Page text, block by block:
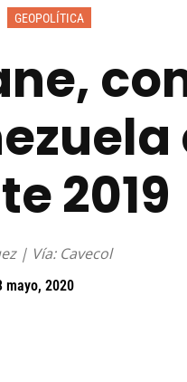
GEOPOLÍTICA
2019
| Vía: Cavecol
mayo, 2020